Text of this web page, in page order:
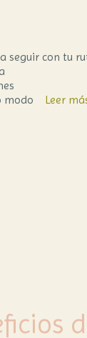
seguir con tu
modo
Leer